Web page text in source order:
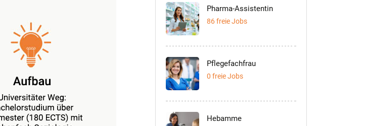
Pharma-Assistentin
86 freie Jobs
Pflegefachfrau
0 freie Jobs
Hebamme